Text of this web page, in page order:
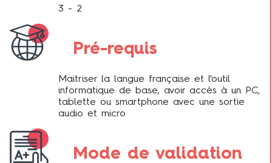
3 - 2
Pré-requis
Maitriser la langue française et l'outil
informatique de base, avoir accès à un PC,
tablette ou smartphone avec une sortie
audio et micro
Mode de validation